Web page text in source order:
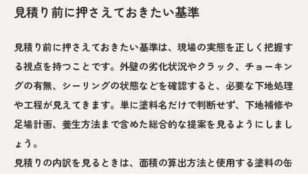
見積り前に押さえておきたい基準
見積り前に押さえておきたい基準は、現場の実態を正しく把握す
る視点を持つことです。外壁の劣化状況やクラック、チョーキン
グの有無、シーリングの状態などを確認すると、必要な下地処理
や工程が見えてきます。単に塗料名だけで判断せず、下地補修や
足場計画、養生方法まで含めた総合的な提案を見るようにしまし
ょう。
見積りの内訳を見るときは、面積の算出方法と使用する塗料の缶